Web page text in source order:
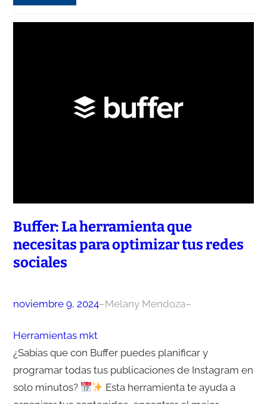
Buffer: La herramienta que
necesitas para optimizar tus redes
sociales
noviembre 9, 2024–Melany Mendoza–
Herramientas mkt
¿Sabías que con Buffer puedes planificar y
programar todas tus publicaciones de Instagram en
solo minutos?
Esta herramienta te ayuda a